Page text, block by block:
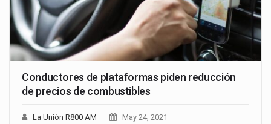
Conductores de plataformas piden reducción
de precios de combustibles
La Unión R800 AM May 24, 2021